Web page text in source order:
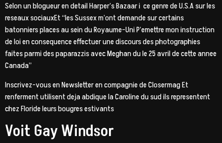
Selon un blogueur en detail Harper’s Bazaar i ce genre de U.S.A sur les
reseaux sociauxEt “les Sussex m’ont demande sur certains
batonniers places au sein du Royaume-Uni P’emettre mon instruction
de loi en consequence effectuer une discours des photographies
faites parmi des paparazzis avec Meghan du le 25 avril de cette annee
Canada”
Inscrivez-vous en Newsletter en compagnie de Closermag Et
renferment utilisent deja abdique la Caroline du sud ils representent
chez Floride leurs bougres estivants
Voit Gay Windsor